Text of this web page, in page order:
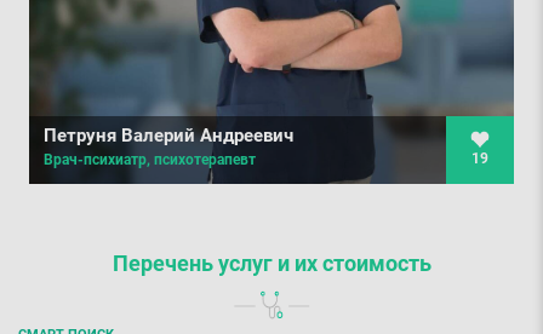
19
Петруня Валерий Андреевич
Врач-психиатр, психотерапевт
Перечень услуг и их стоимость